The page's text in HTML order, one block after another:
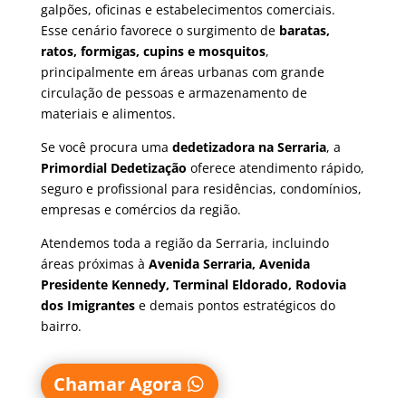
galpões, oficinas e estabelecimentos comerciais.
Esse cenário favorece o surgimento de baratas,
ratos, formigas, cupins e mosquitos,
principalmente em áreas urbanas com grande
circulação de pessoas e armazenamento de
materiais e alimentos.
Se você procura uma dedetizadora na Serraria, a
Primordial Dedetização oferece atendimento rápido,
seguro e profissional para residências, condomínios,
empresas e comércios da região.
Atendemos toda a região da Serraria, incluindo
áreas próximas à Avenida Serraria, Avenida
Presidente Kennedy, Terminal Eldorado, Rodovia
dos Imigrantese demais pontos estratégicos do
bairro.
Chamar Agora